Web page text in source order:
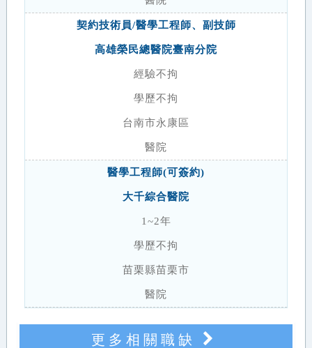
契約技術員/醫學工程師、副技師
高雄榮民總醫院臺南分院
經驗不拘
學歷不拘
台南市永康區
醫院
醫學工程師(可簽約)
大千綜合醫院
1~2年
學歷不拘
苗栗縣苗栗市
醫院
更多相關職缺